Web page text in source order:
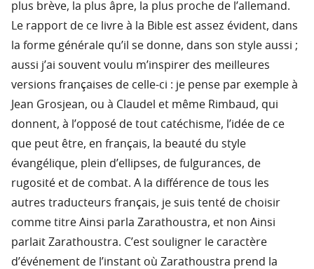
plus brève, la plus âpre, la plus proche de l’allemand.
Le rapport de ce livre à la Bible est assez évident, dans
la forme générale qu’il se donne, dans son style aussi ;
aussi j’ai souvent voulu m’inspirer des meilleures
versions françaises de celle-ci : je pense par exemple à
Jean Grosjean, ou à Claudel et même Rimbaud, qui
donnent, à l’opposé de tout catéchisme, l’idée de ce
que peut être, en français, la beauté du style
évangélique, plein d’ellipses, de fulgurances, de
rugosité et de combat. A la différence de tous les
autres traducteurs français, je suis tenté de choisir
comme titre Ainsi parla Zarathoustra, et non Ainsi
parlait Zarathoustra. C’est souligner le caractère
d’événement de l’instant où Zarathoustra prend la